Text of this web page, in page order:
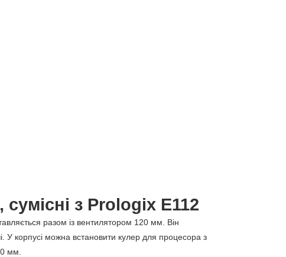
з Prologix E112
разом із вентилятором 120 мм. Він
У корпусі можна встановити кулер для процесора з
мм.